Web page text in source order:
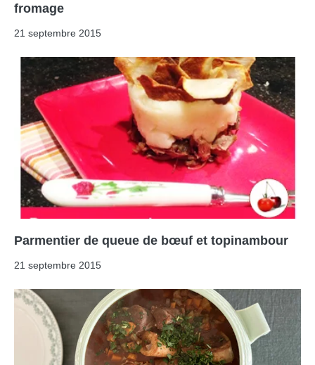
fromage
21 septembre 2015
Parmentier de queue de bœuf et topinambour
21 septembre 2015